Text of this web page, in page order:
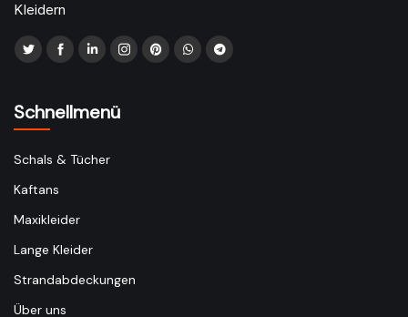
Kleidern
Schnellmenü
Schals & Tücher
Kaftans
Maxikleider
Lange Kleider
Strandabdeckungen
Über uns